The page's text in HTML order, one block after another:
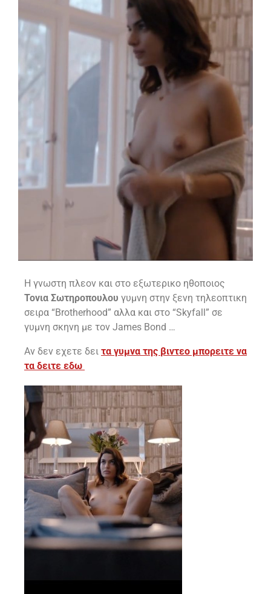
H γνωστη πλεον και στο εξωτερικο ηθοποιος
Τονια Σωτηροπουλου γυμνη στην ξενη τηλεοπτικη
σειρα “Brotherhood” αλλα και στο “Skyfall” σε
γυμνη σκηνη με τον James Bond …
Aν δεν εχετε δει τα γυμνα της βιντεο μπορειτε να
τα δειτε εδω